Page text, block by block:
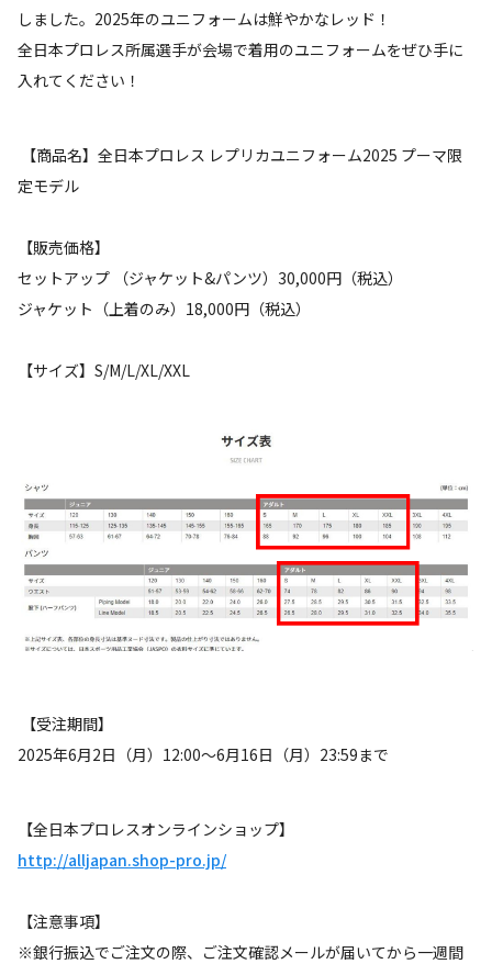
しました。2025年のユニフォームは鮮やかなレッド！
全日本プロレス所属選手が会場で着用のユニフォームをぜひ手に
入れてください！
【商品名】全日本プロレス レプリカユニフォーム2025 プーマ限
定モデル
【販売価格】
セットアップ （ジャケット&パンツ）30,000円（税込）
ジャケット（上着のみ）18,000円（税込）
【サイズ】S/M/L/XL/XXL
【受注期間】
2025年6月2日（月）12:00～6月16日（月）23:59まで
【全日本プロレスオンラインショップ】
http://alljapan.shop-pro.jp/
【注意事項】
※銀行振込でご注文の際、ご注文確認メールが届いてから一週間